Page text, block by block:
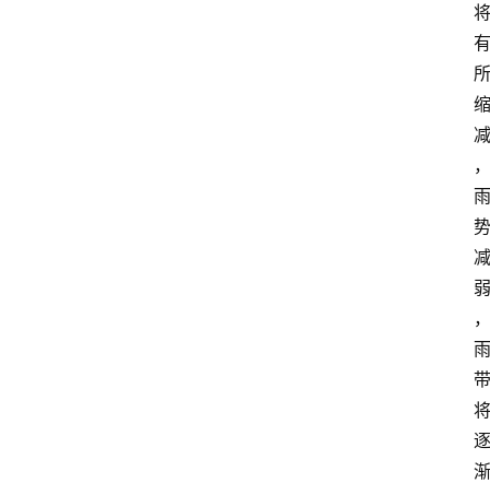
将
有
所
缩
减
，
雨
势
减
弱
，
雨
带
将
逐
渐